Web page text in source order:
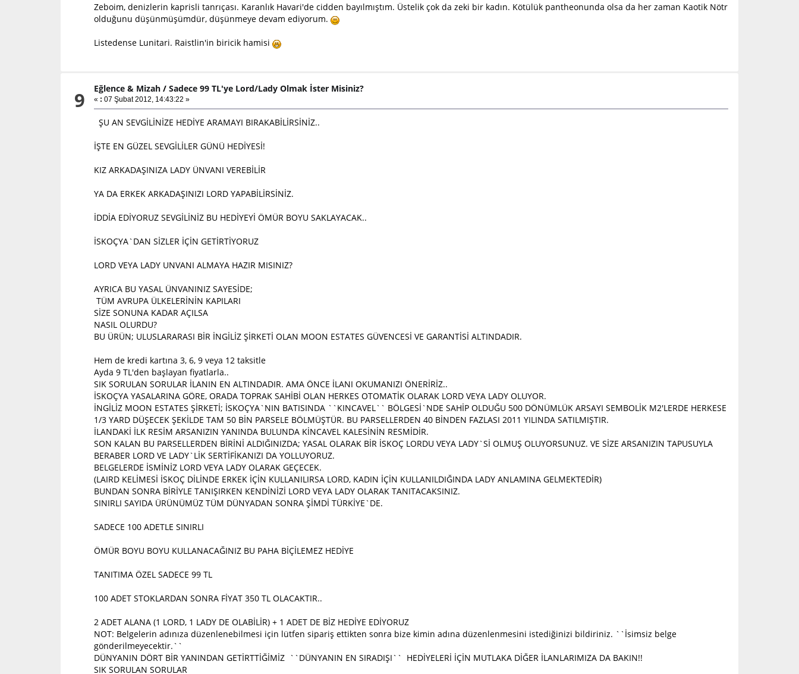
Zeboim, denizlerin kaprisli tanrıçası. Karanlık Havari'de cidden bayılmıştım. Üstelik çok da zeki bir kadın. Kötülük pantheonunda olsa da her zaman Kaotik Nötr
olduğunu düşünmüşümdür, düşünmeye devam ediyorum.
Listedense Lunitari. Raistlin'in biricik hamisi
9 Eğlence & Mizah /Sadece 99 TL'ye Lord/Lady Olmak İster Misiniz?
« : 07 Şubat 2012, 14:43:22 »
ŞU AN SEVGİLİNİZE HEDİYE ARAMAYI BIRAKABİLİRSİNİZ..
İŞTE EN GÜZEL SEVGİLİLER GÜNÜ HEDİYESİ!
KIZ ARKADAŞINIZA LADY ÜNVANI VEREBİLİR
YA DA ERKEK ARKADAŞINIZI LORD YAPABİLİRSİNİZ.
İDDİA EDİYORUZ SEVGİLİNİZ BU HEDİYEYİ ÖMÜR BOYU SAKLAYACAK..
İSKOÇYA`DAN SİZLER İÇİN GETİRTİYORUZ
LORD VEYA LADY UNVANI ALMAYA HAZIR MISINIZ?
AYRICA BU YASAL ÜNVANINIZ SAYESİDE;
TÜM AVRUPA ÜLKELERİNİN KAPILARI
SİZE SONUNA KADAR AÇILSA
NASIL OLURDU?
BU ÜRÜN; ULUSLARARASI BİR İNGİLİZ ŞİRKETİ OLAN MOON ESTATES GÜVENCESİ VE GARANTİSİ ALTINDADIR.
Hem de kredi kartına 3, 6, 9 veya 12 taksitle
Ayda 9 TL'den başlayan fiyatlarla..
SIK SORULAN SORULAR İLANIN EN ALTINDADIR. AMA ÖNCE İLANI OKUMANIZI ÖNERİRİZ..
İSKOÇYA YASALARINA GÖRE, ORADA TOPRAK SAHİBİ OLAN HERKES OTOMATİK OLARAK LORD VEYA LADY OLUYOR.
İNGİLİZ MOON ESTATES ŞİRKETİ; İSKOÇYA`NIN BATISINDA ``KINCAVEL`` BÖLGESİ`NDE SAHİP OLDUĞU 500 DÖNÜMLÜK ARSAYI SEMBOLİK M2'LERDE HERKESE
1/3 YARD DÜŞECEK ŞEKİLDE TAM 50 BİN PARSELE BÖLMÜŞTÜR. BU PARSELLERDEN 40 BİNDEN FAZLASI 2011 YILINDA SATILMIŞTIR.
İLANDAKİ İLK RESİM ARSANIZIN YANINDA BULUNDA KİNCAVEL KALESİNİN RESMİDİR.
SON KALAN BU PARSELLERDEN BİRİNİ ALDIĞINIZDA; YASAL OLARAK BİR İSKOÇ LORDU VEYA LADY`Sİ OLMUŞ OLUYORSUNUZ. VE SİZE ARSANIZIN TAPUSUYLA
BERABER LORD VE LADY`LİK SERTİFİKANIZI DA YOLLUYORUZ.
BELGELERDE İSMİNİZ LORD VEYA LADY OLARAK GEÇECEK.
(LAIRD KELİMESİ İSKOÇ DİLİNDE ERKEK İÇİN KULLANILIRSA LORD, KADIN İÇİN KULLANILDIĞINDA LADY ANLAMINA GELMEKTEDİR)
BUNDAN SONRA BİRİYLE TANIŞIRKEN KENDİNİZİ LORD VEYA LADY OLARAK TANITACAKSINIZ.
SINIRLI SAYIDA ÜRÜNÜMÜZ TÜM DÜNYADAN SONRA ŞİMDİ TÜRKİYE`DE.
SADECE 100 ADETLE SINIRLI
ÖMÜR BOYU BOYU KULLANACAĞINIZ BU PAHA BİÇİLEMEZ HEDİYE
TANITIMA ÖZEL SADECE 99 TL
100 ADET STOKLARDAN SONRA FİYAT 350 TL OLACAKTIR..
2 ADET ALANA (1 LORD, 1 LADY DE OLABİLİR) + 1 ADET DE BİZ HEDİYE EDİYORUZ
NOT: Belgelerin adınıza düzenlenebilmesi için lütfen sipariş ettikten sonra bize kimin adına düzenlenmesini istediğinizi bildiriniz. ``İsimsiz belge
gönderilmeyecektir.``
DÜNYANIN DÖRT BİR YANINDAN GETİRTTİĞİMİZ ``DÜNYANIN EN SIRADIŞI`` HEDİYELERİ İÇİN MUTLAKA DİĞER İLANLARIMIZA DA BAKIN!!
SIK SORULAN SORULAR